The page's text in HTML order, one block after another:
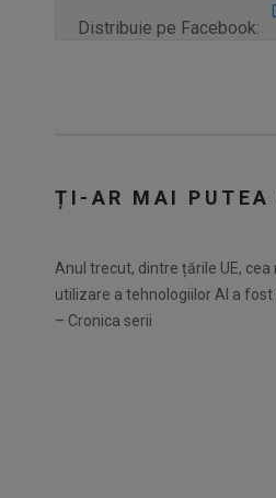
Distribuie pe Facebook:
ȚI-AR MAI PUTEA
Anul trecut, dintre țările UE,
utilizare a tehnologiilor AI a fost
– Cronica serii